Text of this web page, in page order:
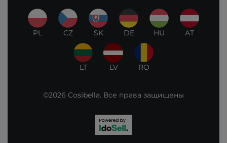
PL CZ SK DE HU AT
LT LV RO
©2026 Cosibella. Все права защищены